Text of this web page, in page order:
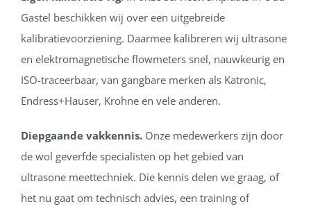
Gastel beschikken wij over een uitgebreide
kalibratievoorziening. Daarmee kalibreren wij ultrasone
en elektromagnetische flowmeters snel, nauwkeurig en
ISO-traceerbaar, van gangbare merken als Katronic,
Endress+Hauser, Krohne en vele anderen.
Diepgaande vakkennis. Onze medewerkers zijn door
de wol geverfde specialisten op het gebied van
ultrasone meettechniek. Die kennis delen we graag, of
het nu gaat om technisch advies, een training of